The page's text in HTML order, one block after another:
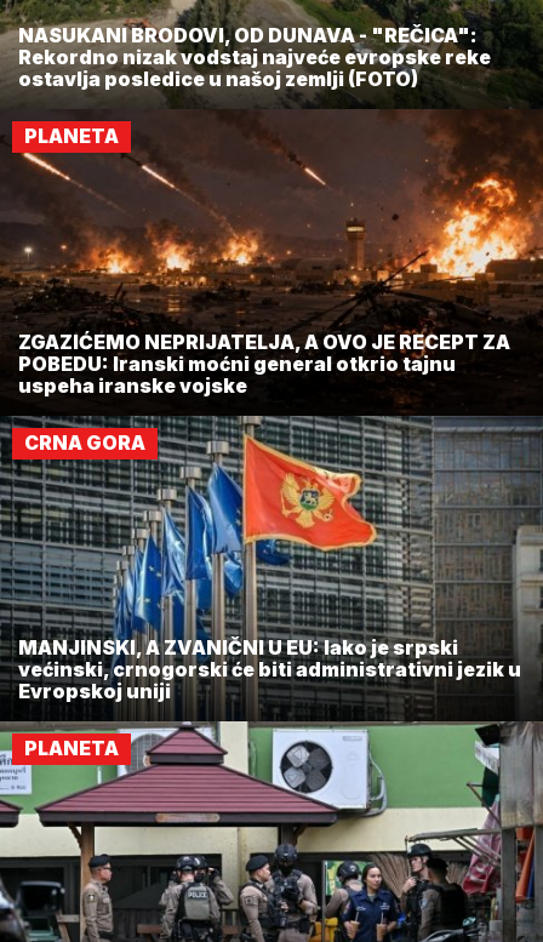
NASUKANI BRODOVI, OD DUNAVA - "REČICA":
Rekordno nizak vodstaj najveće evropske reke
ostavlja posledice u našoj zemlji (FOTO)
PLANETA
ZGAZIĆEMO NEPRIJATELJA, A OVO JE RECEPT ZA
POBEDU: Iranski moćni general otkrio tajnu
uspeha iranske vojske
CRNA GORA
MANJINSKI, A ZVANIČNI U EU: Iako je srpski
većinski, crnogorski će biti administrativni jezik u
Evropskoj uniji
PLANETA